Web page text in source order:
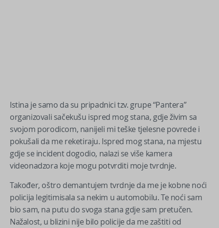
Istina je samo da su pripadnici tzv. grupe “Pantera”
organizovali sačekušu ispred mog stana, gdje živim sa
svojom porodicom, nanijeli mi teške tjelesne povrede i
pokušali da me reketiraju. Ispred mog stana, na mjestu
gdje se incident dogodio, nalazi se više kamera
videonadzora koje mogu potvrditi moje tvrdnje.
Također, oštro demantujem tvrdnje da me je kobne noći
policija legitimisala sa nekim u automobilu. Te noći sam
bio sam, na putu do svoga stana gdje sam pretučen.
Nažalost, u blizini nije bilo policije da me zaštiti od